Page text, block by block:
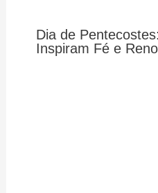
Dia de
Inspiram Fé e